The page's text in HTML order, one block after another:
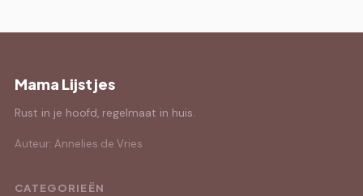
Mama Lijstjes
Rust in je hoofd, regelmaat in huis.
Auteur: Annelies de Vries
CATEGORIEËN